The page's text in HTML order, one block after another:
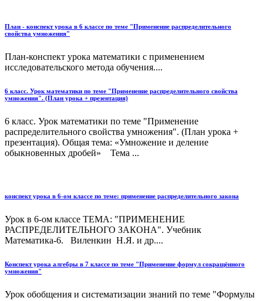
План - конспект урока в 6 классе по теме "Применение распределительного
свойства умножения"
План-конспект урока математики с применением
исследовательского метода обучения....
6 класс. Урок математики по теме "Применение распределительного свойства
умножения". (План урока + презентация)
6 класс. Урок математики по теме "Применение
распределительного свойства умножения". (План урока +
презентация). Общая тема: «Умножение и деление
обыкновенных дробей» Тема ...
конспект урока в 6-ом классе по теме: применение распределительного закона
Урок в 6-ом классе ТЕМА: "ПРИМЕНЕНИЕ
РАСПРЕДЕЛИТЕЛЬНОГО ЗАКОНА". Учебник
Математика-6. Виленкин Н.Я. и др....
Конспект урока алгебры в 7 классе по теме "Применение формул сокращённого
умножения"
Урок обобщения и систематизации знаний по теме "Формулы